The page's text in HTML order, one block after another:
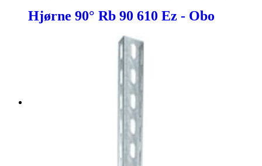
Hjørne 90° Rb 90 610 Ez - Obo